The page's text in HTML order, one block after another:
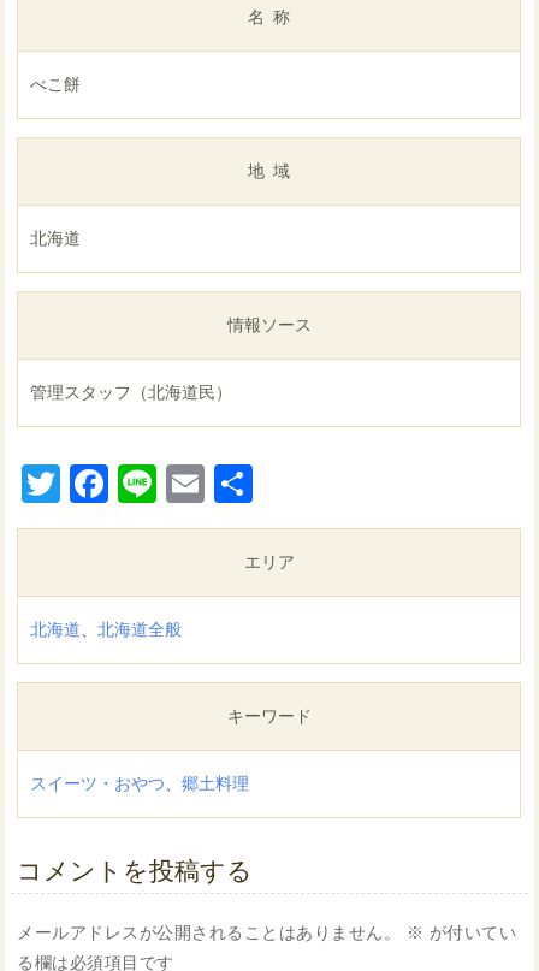
名称
べこ餅
地域
北海道
情報ソース
管理スタッフ（北海道民）
TwitterFacebook
LineEmail
有
エリア
北海道、北海道全般
キーワード
スイーツ・おやつ、郷土料理
コメントを投稿する
メールアドレスが公開されることはありません。 ※ が付いてい
る欄は必須項目です